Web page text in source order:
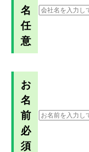
名
任
意
お
名
前
必
須